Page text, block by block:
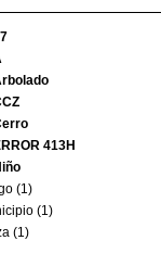
413H
(1)
(1)
(1)